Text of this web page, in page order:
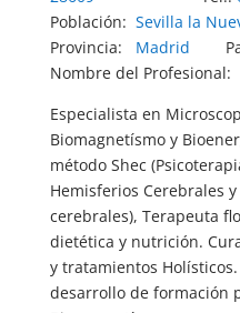
Población: Sevilla la
Provincia: Madrid
Nombre del Profesional:
Especialista en
Biomagnetísmo y
método Shec
Hemisferios Cerebrales
cerebrales), Terapeuta
dietética y nutrición.
y tratamientos
desarrollo de formación